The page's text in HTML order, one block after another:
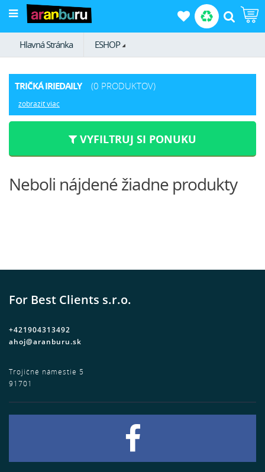
Hlavná Stránka ESHOP
TRIČKÁ IRIEDAILY (0 PRODUKTOV)
zobraziť viac
VYFILTRUJ SI PONUKU
Neboli nájdené žiadne produkty
For Best Clients s.r.o.
+421904313492
ahoj@aranburu.sk
Trojičné námestie 5
91701